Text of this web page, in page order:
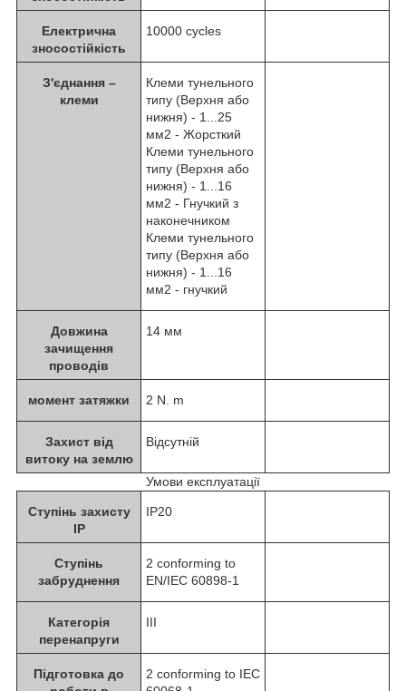
Електрична
зносостійкість
10000 cycles
З'єднання –
клеми
Клеми тунельного
типу (Верхня або
нижня) - 1...25
мм2 - Жорсткий
Клеми тунельного
типу (Верхня або
нижня) - 1...16
мм2 - Гнучкий з
наконечником
Клеми тунельного
типу (Верхня або
нижня) - 1...16
мм2 - гнучкий
Довжина
зачищення
проводів
14 мм
момент затяжки 2 N. m
Захист від
витоку на землю
Відсутній
Умови експлуатації
Ступінь захисту
IP
IP20
Ступінь
забруднення
2 conforming to
EN/IEC 60898-1
Категорія
перенапруги
III
Підготовка до
2 conforming to IEC